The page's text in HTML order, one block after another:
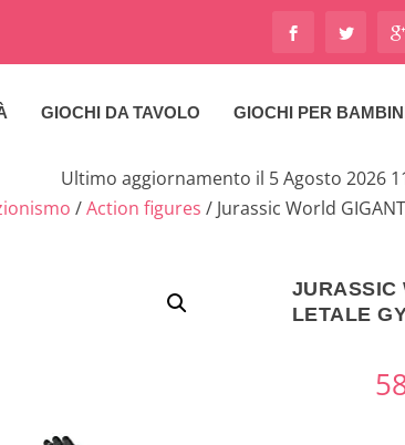
GIOCHI DA TAVOLO GIOCHI PER
Ultimo aggiornamento il 5 Agosto 2026
/Action figures / Jurassic World
JURASSIC
LETALE